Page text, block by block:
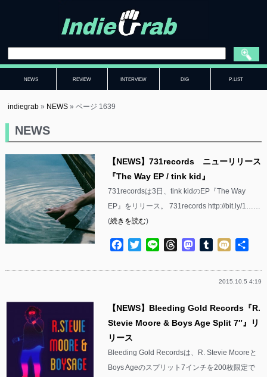
NEWS REVIEW INTERVIEW DIG P-LIST
indiegrab » NEWS »ページ 1639
NEWS
【NEWS】731records ニューリリース
『The Way EP / tink kid』
731recordsは3日、tink kidのEP『The Way
EP』をリリース。 731records http://bit.ly/1……
(続きを読む)
Facebook
TwitterLine ThreadsMastodon
Tumblr
Mixi
2015.10.5 4:19
【NEWS】Bleeding Gold Records『R.
Stevie Moore & Boys Age Split 7″』リ
リース
Bleeding Gold Recordsは、R. Stevie Mooreと
Boys Ageのスプリット7インチを200枚限定で